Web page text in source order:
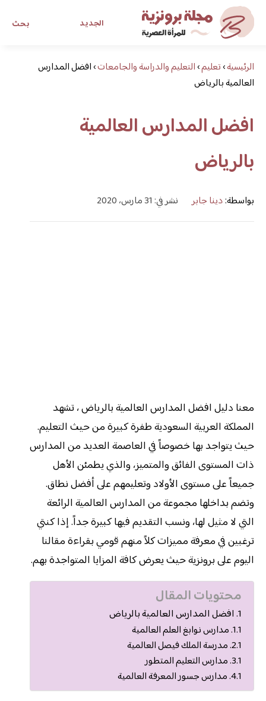
بحث الجديد
مجلة برونزية للفتاة العصريةالرئيسية›تعليم›التعليم والدراسة والجامعات›افضل المدارس
العالمية بالرياض
افضل المدارس العالمية
بالرياض
بواسطة:دينا جابر نشر في: 31 مارس، 2020
معنا دليل افضل المدارس العالمية بالرياض ، تشهد
المملكة العربية السعودية طفرة كبيرة من حيث التعليم.
حيث يتواجد بها خصوصاً في العاصمة العديد من المدارس
ذات المستوى الفائق والمتميز، والذي يطمئن الأهل
جميعاً على مستوى الأولاد وتعليمهم على أفضل نطاق.
وتضم بداخلها مجموعة من المدارس العالمية الرائعة
التي لا مثيل لها، ونسب التقديم فيها كبيرة جداً. إذا كنتي
ترغبين في معرفة مميزات كلاً منهم قومي بقراءة مقالنا
اليوم على برونزية حيث يعرض كافة المزايا المتواجدة بهم.
محتويات المقال
افضل المدارس العالمية بالرياض
مدارس نوابغ العلم العالمية
مدرسة الملك فيصل العالمية
مدارس التعليم المتطور
مدارس جسور المعرفة العالمية